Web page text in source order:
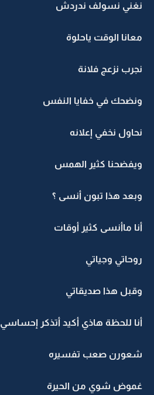
نغني نسولف ندردش
معانا الوقت ياحلوة
نجرب نزعج فلانة
ونضحك في خفايا النفس
نحاول نخفي إعلانه
ويفضحنا كثير الهمس
وبعد هذا تبون أنسى ؟
أنا ماأنسى كثير أوقات
روحاتي وجياتي
وقبل هذا صديقاتي
أنا للحظة هاذي أكيد أتذكر إحساسي
شعورن صعب تفسيره
غموض شوي من الحيرة